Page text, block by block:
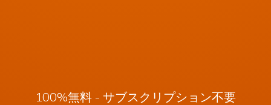
100%無料 - サブスクリプション不要